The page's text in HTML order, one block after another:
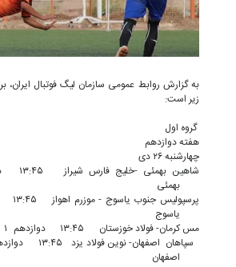
به گزارش روابط عمومی سازمان لیگ فوتبال ایران،
زیر است:
گروه اول
هفته دوازدهم
چهارشنبه ۲۶ دی
شاهین بهمئی -خلیج فارس شیراز
۱۳:۴۵
بهمئی
پرسپولیس جنوب یاسوج - موزرم اهواز
۱۳:۴۵
یاسوج
مس کرمان- فولاد خوزستان
۱۳:۴۵ دوازدهم ۱
سپاهان اصفهان- نوین فولاد یزد ۱۳:۴۵
اصفهان